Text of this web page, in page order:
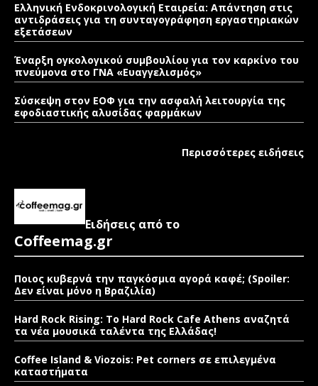
Ελληνική Ενδοκρινολογική Εταιρεία: Απάντηση στις
αντιδράσεις για τη συνταγογράφηση εργαστηριακών
εξετάσεων
Έναρξη ογκολογικού συμβουλίου για τον καρκίνο του
πνεύμονα στο ΓΝΑ «Ευαγγελισμός»
Σύσκεψη στον ΕΟΦ για την ασφαλή λειτουργία της
εφοδιαστικής αλυσίδας φαρμάκων
Περισσότερες ειδήσεις
Ειδήσεις από το
Coffeemag.gr
Ποιος κυβερνά την παγκόσμια αγορά καφέ; (Spoiler:
Δεν είναι μόνο η Βραζιλία)
Hard Rock Rising: Το Hard Rock Cafe Athens αναζητά
τα νέα μουσικά ταλέντα της Ελλάδας!
Coffee Island & Viozois: Pet corners σε επιλεγμένα
καταστήματα